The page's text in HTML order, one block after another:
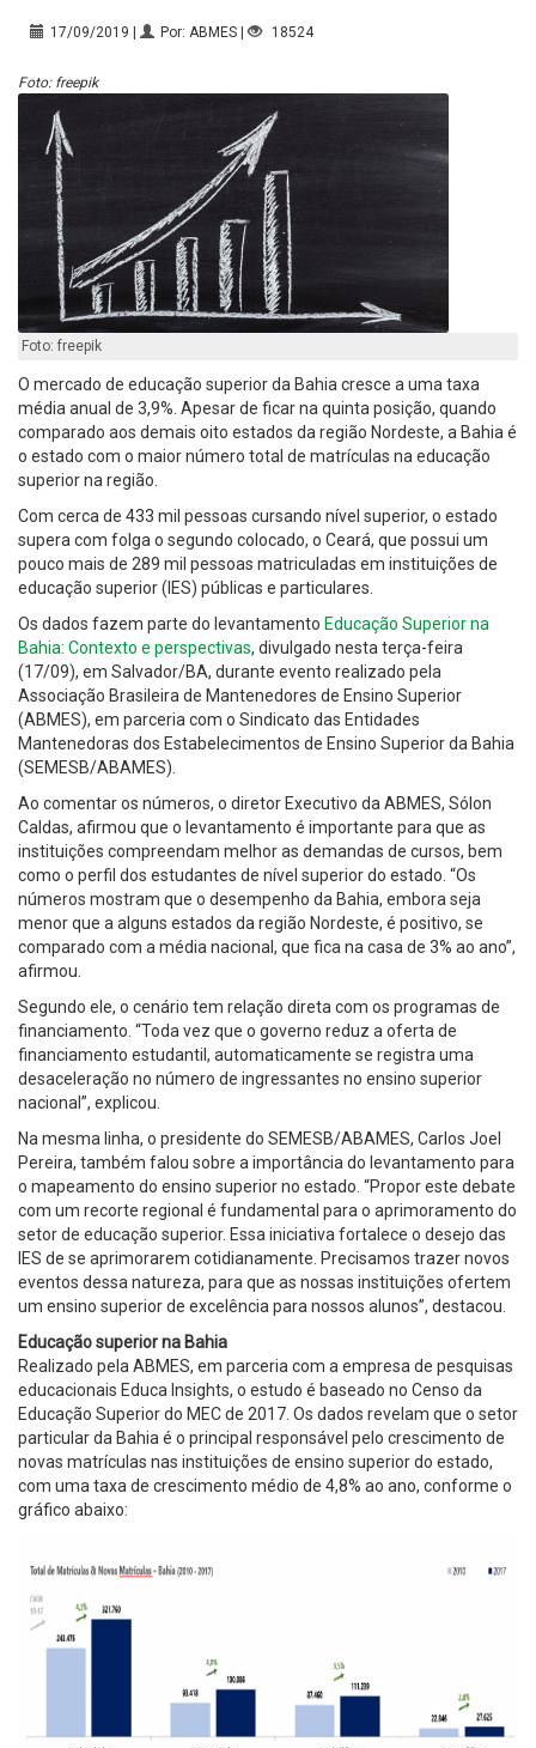
17/09/2019 | Por: ABMES | 18524
Foto: freepik
Foto: freepik
O mercado de educação superior da Bahia cresce a uma taxa
média anual de 3,9%. Apesar de ficar na quinta posição, quando
comparado aos demais oito estados da região Nordeste, a Bahia é
o estado com o maior número total de matrículas na educação
superior na região.
Com cerca de 433 mil pessoas cursando nível superior, o estado
supera com folga o segundo colocado, o Ceará, que possui um
pouco mais de 289 mil pessoas matriculadas em instituições de
educação superior (IES) públicas e particulares.
Os dados fazem parte do levantamento Educação Superior na
Bahia: Contexto e perspectivas, divulgado nesta terça-feira
(17/09), em Salvador/BA, durante evento realizado pela
Associação Brasileira de Mantenedores de Ensino Superior
(ABMES), em parceria com o Sindicato das Entidades
Mantenedoras dos Estabelecimentos de Ensino Superior da Bahia
(SEMESB/ABAMES).
Ao comentar os números, o diretor Executivo da ABMES, Sólon
Caldas, afirmou que o levantamento é importante para que as
instituições compreendam melhor as demandas de cursos, bem
como o perfil dos estudantes de nível superior do estado. “Os
números mostram que o desempenho da Bahia, embora seja
menor que a alguns estados da região Nordeste, é positivo, se
comparado com a média nacional, que fica na casa de 3% ao ano”,
afirmou.
Segundo ele, o cenário tem relação direta com os programas de
financiamento. “Toda vez que o governo reduz a oferta de
financiamento estudantil, automaticamente se registra uma
desaceleração no número de ingressantes no ensino superior
nacional”, explicou.
Na mesma linha, o presidente do SEMESB/ABAMES, Carlos Joel
Pereira, também falou sobre a importância do levantamento para
o mapeamento do ensino superior no estado. “Propor este debate
com um recorte regional é fundamental para o aprimoramento do
setor de educação superior. Essa iniciativa fortalece o desejo das
IES de se aprimorarem cotidianamente. Precisamos trazer novos
eventos dessa natureza, para que as nossas instituições ofertem
um ensino superior de excelência para nossos alunos”, destacou.
Educação superior na Bahia
Realizado pela ABMES, em parceria com a empresa de pesquisas
educacionais Educa Insights, o estudo é baseado no Censo da
Educação Superior do MEC de 2017. Os dados revelam que o setor
particular da Bahia é o principal responsável pelo crescimento de
novas matrículas nas instituições de ensino superior do estado,
com uma taxa de crescimento médio de 4,8% ao ano, conforme o
gráfico abaixo: